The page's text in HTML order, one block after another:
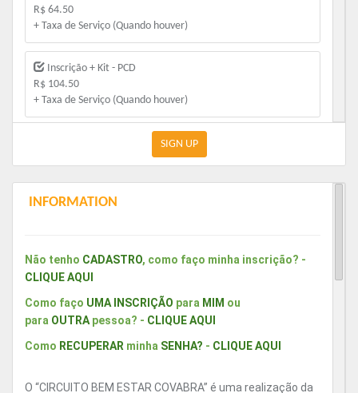
R$ 64.50
+ Taxa de Serviço (Quando houver)
Inscrição + Kit - PCD
R$ 104.50
+ Taxa de Serviço (Quando houver)
R$ 104.50
+ Taxa de Serviço (Quando houver)
R$ 144.50
SIGN UP
INFORMATION
Não tenho CADASTRO, como faço minha inscrição? -
CLIQUE AQUI
Como faço UMA INSCRIÇÃO para MIM ou
para OUTRA pessoa? - CLIQUE AQUI
Como RECUPERAR minha SENHA? - CLIQUE AQUI
O “CIRCUITO BEM ESTAR COVABRA” é uma realização da